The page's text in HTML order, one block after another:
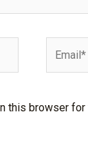
this browser